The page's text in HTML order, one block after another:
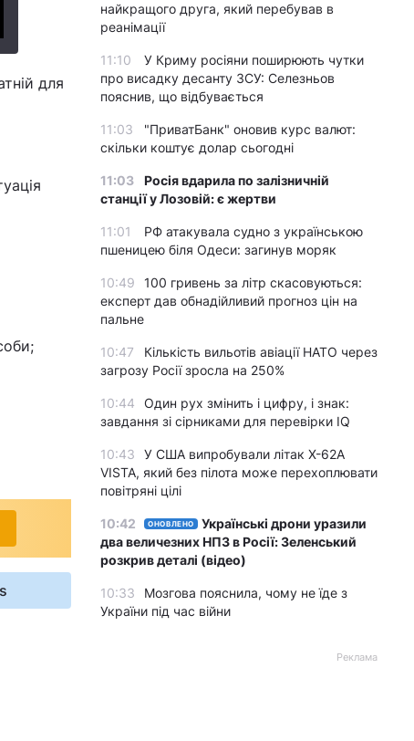
для
найкращого друга, який перебував в
реанімації
11:10
У Криму росіяни поширюють чутки
про висадку десанту ЗСУ: Селезньов
пояснив, що відбувається
11:03
"ПриватБанк" оновив курс валют:
скільки коштує долар сьогодні
11:03
Росія вдарила по залізничній
станції у Лозовій: є жертви
11:01
РФ атакувала судно з українською
пшеницею біля Одеси: загинув моряк
10:49
100 гривень за літр скасовуються:
експерт дав обнадійливий прогноз цін на
пальне
10:47
Кількість вильотів авіації НАТО через
загрозу Росії зросла на 250%
10:44
Один рух змінить і цифру, і знак:
завдання зі сірниками для перевірки IQ
10:43
У США випробували літак X-62A
VISTA, який без пілота може перехоплювати
повітряні цілі
10:42 ОНОВЛЕНО
Українські дрони уразили
два величезних НПЗ в Росії: Зеленський
розкрив деталі (відео)
10:33
Мозгова пояснила, чому не їде з
України під час війни
Реклама